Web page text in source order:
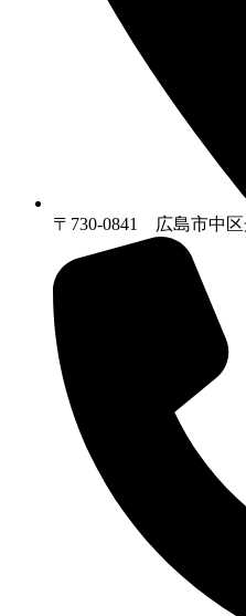
〒730-0841 広島市中